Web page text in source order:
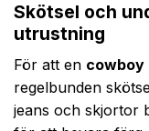
Skötsel och
utrustning
För att en
regelbunden
jeans och skjortor